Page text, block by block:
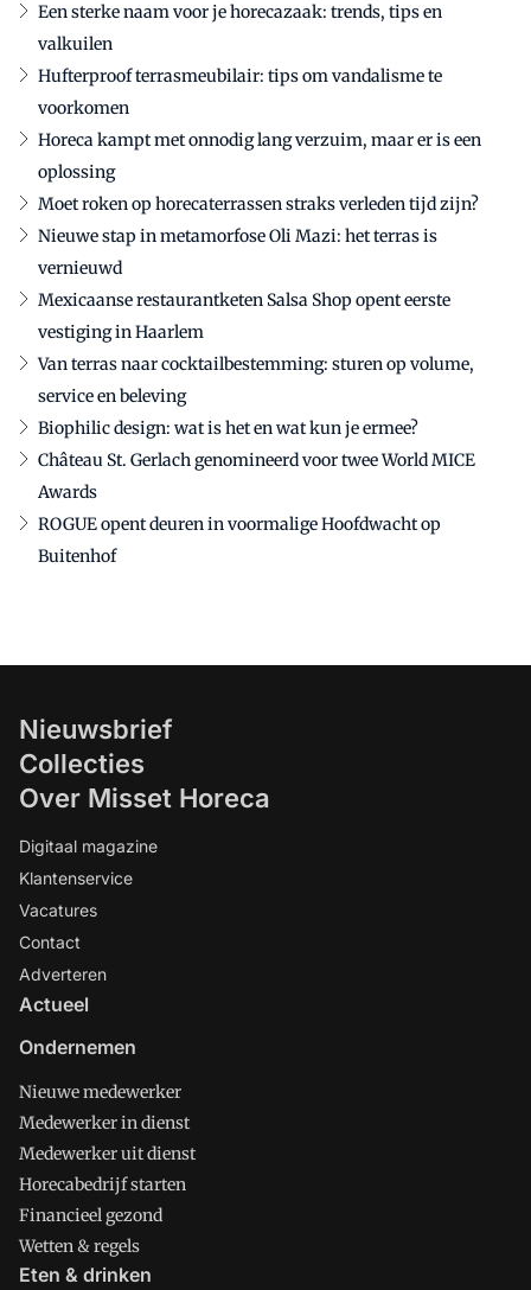
Een sterke naam voor je horecazaak: trends, tips en
valkuilen
Hufterproof terrasmeubilair: tips om vandalisme te
voorkomen
Horeca kampt met onnodig lang verzuim, maar er is een
oplossing
Moet roken op horecaterrassen straks verleden tijd zijn?
Nieuwe stap in metamorfose Oli Mazi: het terras is
vernieuwd
Mexicaanse restaurantketen Salsa Shop opent eerste
vestiging in Haarlem
Van terras naar cocktailbestemming: sturen op volume,
service en beleving
Biophilic design: wat is het en wat kun je ermee?
Château St. Gerlach genomineerd voor twee World MICE
Awards
ROGUE opent deuren in voormalige Hoofdwacht op
Buitenhof
Nieuwsbrief
Collecties
Over Misset Horeca
Digitaal magazine
Klantenservice
Vacatures
Contact
Adverteren
Actueel
Ondernemen
Nieuwe medewerker
Medewerker in dienst
Medewerker uit dienst
Horecabedrijf starten
Financieel gezond
Wetten & regels
Eten & drinken